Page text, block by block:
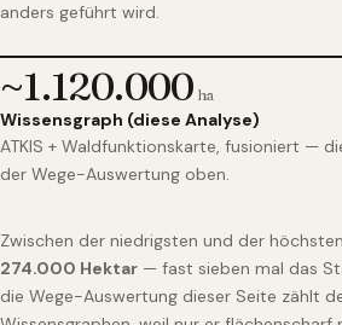
anders geführt wird.
~1.120.000 ha
Wissensgraph (diese Analyse)
ATKIS + Waldfunktionskarte, fusioniert —
der Wege-Auswertung oben.
Zwischen der niedrigsten und der
274.000 Hektar — fast sieben mal das
die Wege-Auswertung dieser Seite zählt